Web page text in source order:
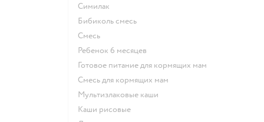
симилак
бибиколь смесь
смесь
ребенок 6 месяцев
готовое питание для кормящих мам
смесь для кормящих мам
Мультизлаковые каши
Каши рисовые